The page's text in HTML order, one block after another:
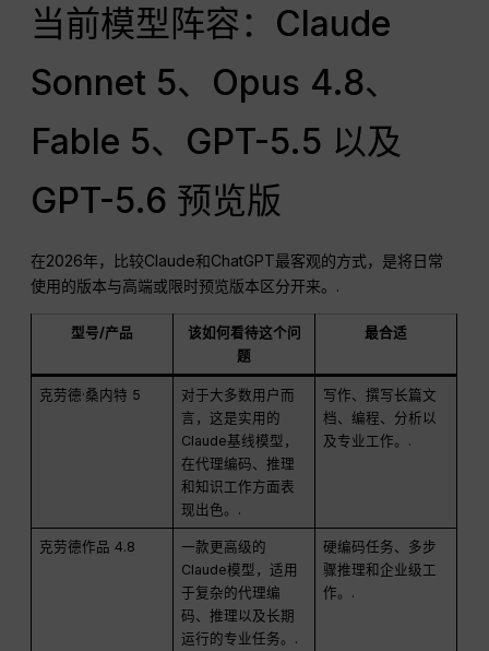
当前模型阵容：Claude
Sonnet 5、Opus 4.8、
Fable 5、GPT-5.5 以及
GPT-5.6 预览版
在2026年，比较Claude和ChatGPT最客观的方式，是将日常
使用的版本与高端或限时预览版本区分开来。.
型号/产品
该如何看待这个问
题
最合适
克劳德·桑内特 5
对于大多数用户而
言，这是实用的
Claude基线模型，
在代理编码、推理
和知识工作方面表
现出色。.
写作、撰写长篇文
档、编程、分析以
及专业工作。.
克劳德作品 4.8
一款更高级的
Claude模型，适用
于复杂的代理编
码、推理以及长期
运行的专业任务。.
硬编码任务、多步
骤推理和企业级工
作。.